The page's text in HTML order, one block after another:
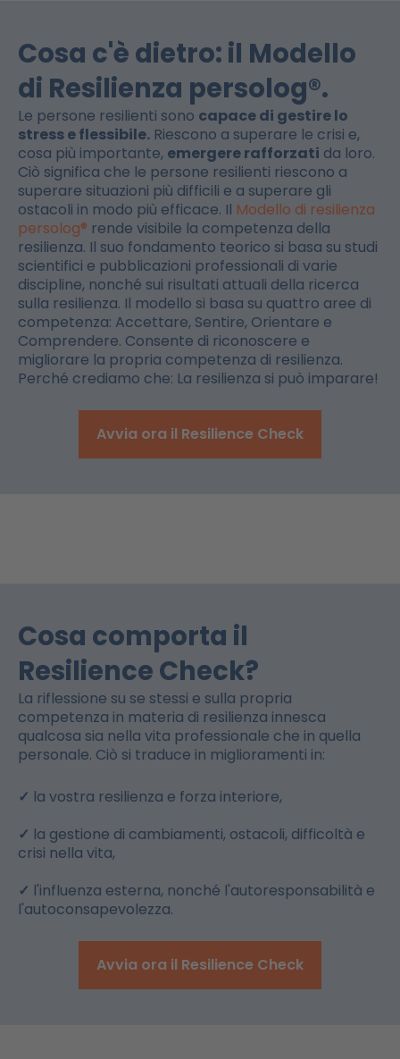
Cosa c'è dietro: il Modello
di Resilienza persolog®.
Le persone resilienti sono capace di gestire lo
stress e flessibile. Riescono a superare le crisi e,
cosa più importante, emergere rafforzati da loro.
Ciò significa che le persone resilienti riescono a
superare situazioni più difficili e a superare gli
ostacoli in modo più efficace. Il Modello di resilienza
persolog® rende visibile la competenza della
resilienza. Il suo fondamento teorico si basa su studi
scientifici e pubblicazioni professionali di varie
discipline, nonché sui risultati attuali della ricerca
sulla resilienza. Il modello si basa su quattro aree di
competenza: Accettare, Sentire, Orientare e
Comprendere. Consente di riconoscere e
migliorare la propria competenza di resilienza.
Perché crediamo che: La resilienza si può imparare!
Avvia ora il Resilience Check
Cosa comporta il
Resilience Check?
La riflessione su se stessi e sulla propria
competenza in materia di resilienza innesca
qualcosa sia nella vita professionale che in quella
personale. Ciò si traduce in miglioramenti in:
✓ la vostra resilienza e forza interiore,
✓ la gestione di cambiamenti, ostacoli, difficoltà e
crisi nella vita,
✓ l'influenza esterna, nonché l'autoresponsabilità e
l'autoconsapevolezza.
Avvia ora il Resilience Check